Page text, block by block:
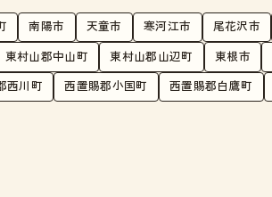
南陽市 天童市 寒河江市 尾花沢市
東村山郡中山町 東村山郡山辺町 東根市
西川町 西置賜郡小国町 西置賜郡白鷹町